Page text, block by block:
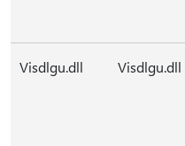
Visdlgu.dll Visdlgu.dll